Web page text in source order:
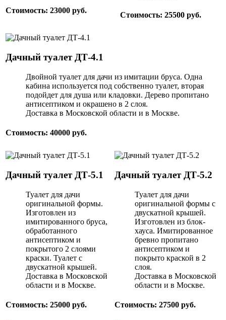
Стоимость: 23000 руб.
Стоимость: 25500 руб.
Дачный туалет ДТ-4.1
Двойной туалет для дачи из имитации бруса. Одна
кабина используется под собственно туалет, вторая
подойдет для душа или кладовки. Дерево пропитано
антисептиком и окрашено в 2 слоя.
Доставка в Московской области и в Москве.
Стоимость: 40000 руб.
Дачный туалет ДТ-5.1
Туалет для дачи
оригинальной формы.
Изготовлен из
имитированного бруса,
обработанного
антисептиком и
покрытого 2 слоями
краски. Туалет с
двускатной крышей.
Доставка в Московской
области и в Москве.
Стоимость: 25000 руб.
Дачный туалет ДТ-5.2
Туалет для дачи
оригинальной формы с
двускатной крышей.
Изготовлен из блок-
хауса. Имитированное
бревно пропитано
антисептиком и
покрыто краской в 2
слоя.
Доставка в Московской
области и в Москве.
Стоимость: 27500 руб.